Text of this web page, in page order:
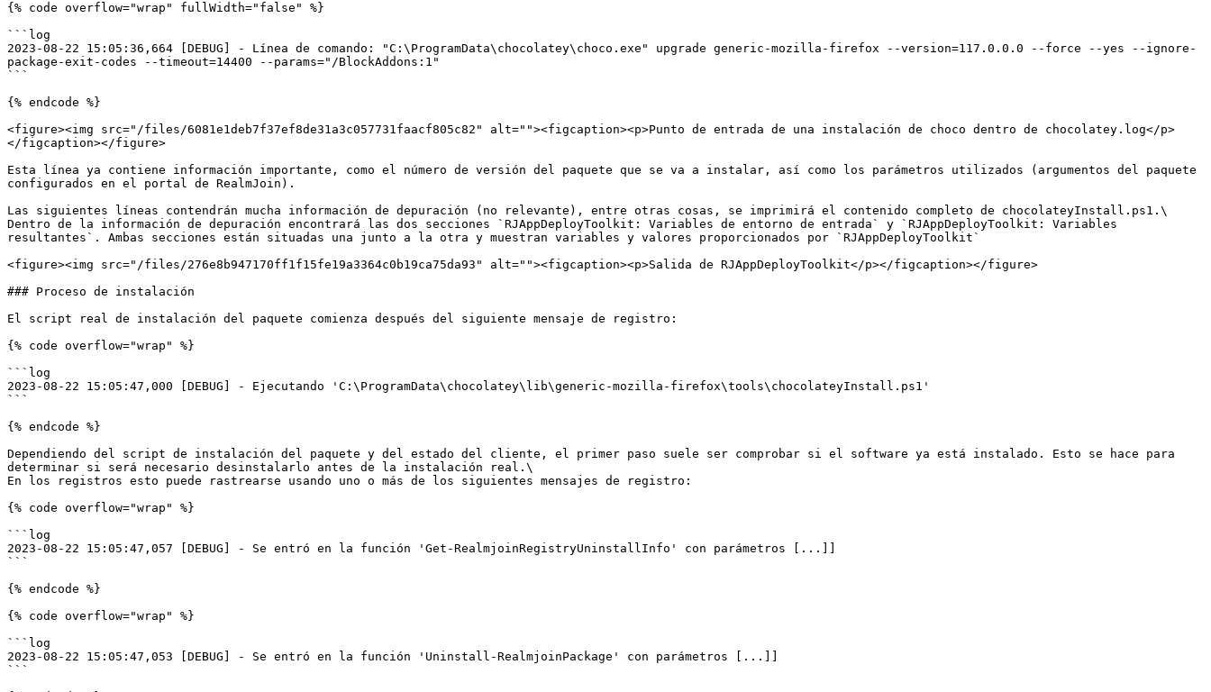
{% code overflow="wrap" fullWidth="false" %}
```log
2023-08-22 15:05:36,664 [DEBUG] - Línea de comando: "C:\ProgramData\chocolatey\choco.exe" upgrade generic-mozilla-firefox --version=117.0.0.0 --force --yes --ignore-
package-exit-codes --timeout=14400 --params="/BlockAddons:1"
```
{% endcode %}
<figure><img src="/files/6081e1deb7f37ef8de31a3c057731faacf805c82" alt=""><figcaption><p>Punto de entrada de una instalación de choco dentro de chocolatey.log</p>
</figcaption></figure>
Esta línea ya contiene información importante, como el número de versión del paquete que se va a instalar, así como los parámetros utilizados (argumentos del paquete
configurados en el portal de RealmJoin).
Las siguientes líneas contendrán mucha información de depuración (no relevante), entre otras cosas, se imprimirá el contenido completo de chocolateyInstall.ps1.\
Dentro de la información de depuración encontrará las dos secciones `RJAppDeployToolkit: Variables de entorno de entrada` y `RJAppDeployToolkit: Variables
resultantes`. Ambas secciones están situadas una junto a la otra y muestran variables y valores proporcionados por `RJAppDeployToolkit`
<figure><img src="/files/276e8b947170ff1f15fe19a3364c0b19ca75da93" alt=""><figcaption><p>Salida de RJAppDeployToolkit</p></figcaption></figure>
### Proceso de instalación
El script real de instalación del paquete comienza después del siguiente mensaje de registro:
{% code overflow="wrap" %}
```log
2023-08-22 15:05:47,000 [DEBUG] - Ejecutando 'C:\ProgramData\chocolatey\lib\generic-mozilla-firefox\tools\chocolateyInstall.ps1'
```
{% endcode %}
Dependiendo del script de instalación del paquete y del estado del cliente, el primer paso suele ser comprobar si el software ya está instalado. Esto se hace para
determinar si será necesario desinstalarlo antes de la instalación real.\
En los registros esto puede rastrearse usando uno o más de los siguientes mensajes de registro:
{% code overflow="wrap" %}
```log
2023-08-22 15:05:47,057 [DEBUG] - Se entró en la función 'Get-RealmjoinRegistryUninstallInfo' con parámetros [...]]
```
{% endcode %}
{% code overflow="wrap" %}
```log
2023-08-22 15:05:47,053 [DEBUG] - Se entró en la función 'Uninstall-RealmjoinPackage' con parámetros [...]]
```